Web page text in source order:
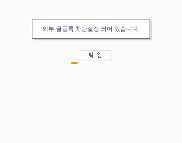
외부 글등록 차단설정 되어 있습니다.